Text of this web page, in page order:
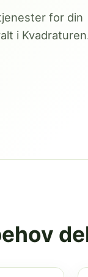
for din
i